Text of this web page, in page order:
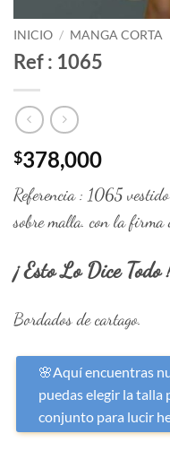
INICIO / MANGA CORTA
Ref : 1065
$378,000
Referencia : 1065
sobre malla. con la firma
¡ Esto Lo Dice Todo
Bordados de cartago.
🌸Aquí encuentras
puedas elegir la talla
conjunto para lucir